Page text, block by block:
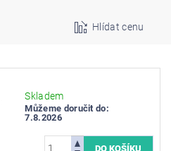
Hlídat cenu
Skladem
Můžeme doručit do:
7.8.2026